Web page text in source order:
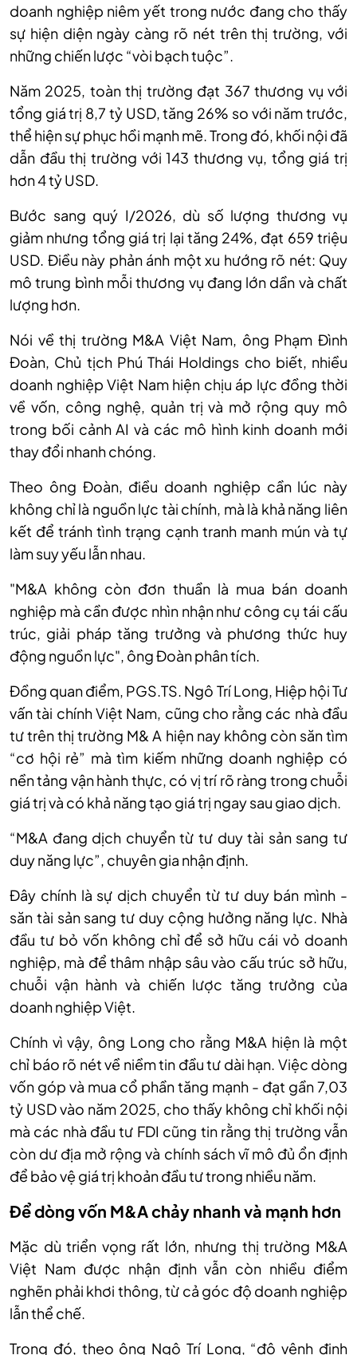
doanh nghiệp niêm yết trong nước đang cho thấy
sự hiện diện ngày càng rõ nét trên thị trường, với
những chiến lược “vòi bạch tuộc”.
Năm 2025, toàn thị trường đạt 367 thương vụ với
tổng giá trị 8,7 tỷ USD, tăng 26% so với năm trước,
thể hiện sự phục hồi mạnh mẽ. Trong đó, khối nội đã
dẫn đầu thị trường với 143 thương vụ, tổng giá trị
hơn 4 tỷ USD.
Bước sang quý I/2026, dù số lượng thương vụ
giảm nhưng tổng giá trị lại tăng 24%, đạt 659 triệu
USD. Điều này phản ánh một xu hướng rõ nét: Quy
mô trung bình mỗi thương vụ đang lớn dần và chất
lượng hơn.
Nói về thị trường M&A Việt Nam, ông Phạm Đình
Đoàn, Chủ tịch Phú Thái Holdings cho biết, nhiều
doanh nghiệp Việt Nam hiện chịu áp lực đồng thời
về vốn, công nghệ, quản trị và mở rộng quy mô
trong bối cảnh AI và các mô hình kinh doanh mới
thay đổi nhanh chóng.
Theo ông Đoàn, điều doanh nghiệp cần lúc này
không chỉ là nguồn lực tài chính, mà là khả năng liên
kết để tránh tình trạng cạnh tranh manh mún và tự
làm suy yếu lẫn nhau.
"M&A không còn đơn thuần là mua bán doanh
nghiệp mà cần được nhìn nhận như công cụ tái cấu
trúc, giải pháp tăng trưởng và phương thức huy
động nguồn lực", ông Đoàn phân tích.
Đồng quan điểm, PGS.TS. Ngô Trí Long, Hiệp hội Tư
vấn tài chính Việt Nam, cũng cho rằng các nhà đầu
tư trên thị trường M& A hiện nay không còn săn tìm
“cơ hội rẻ” mà tìm kiếm những doanh nghiệp có
nền tảng vận hành thực, có vị trí rõ ràng trong chuỗi
giá trị và có khả năng tạo giá trị ngay sau giao dịch.
“M&A đang dịch chuyển từ tư duy tài sản sang tư
duy năng lực”, chuyên gia nhận định.
Đây chính là sự dịch chuyển từ tư duy bán mình -
săn tài sản sang tư duy cộng hưởng năng lực. Nhà
đầu tư bỏ vốn không chỉ để sở hữu cái vỏ doanh
nghiệp, mà để thâm nhập sâu vào cấu trúc sở hữu,
chuỗi vận hành và chiến lược tăng trưởng của
doanh nghiệp Việt.
Chính vì vậy, ông Long cho rằng M&A hiện là một
chỉ báo rõ nét về niềm tin đầu tư dài hạn. Việc dòng
vốn góp và mua cổ phần tăng mạnh - đạt gần 7,03
tỷ USD vào năm 2025, cho thấy không chỉ khối nội
mà các nhà đầu tư FDI cũng tin rằng thị trường vẫn
còn dư địa mở rộng và chính sách vĩ mô đủ ổn định
để bảo vệ giá trị khoản đầu tư trong nhiều năm.
Để dòng vốn M&A chảy nhanh và mạnh hơn
Mặc dù triển vọng rất lớn, nhưng thị trường M&A
Việt Nam được nhận định vẫn còn nhiều điểm
nghẽn phải khơi thông, từ cả góc độ doanh nghiệp
lẫn thể chế.
Trong đó, theo ông Ngô Trí Long, “độ vênh định